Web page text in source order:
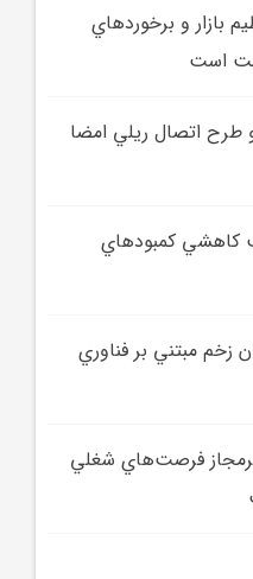
بازار و برخوردهاي
است
و طرح اتصال ريلي امضا
کاهشي کمبودهاي
درمان زخم مبتني بر فناوري
فرصت‌هاي شغلي